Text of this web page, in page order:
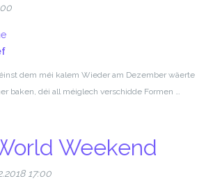
dem méi kalem Wieder am Dezember wäerte
baken, déi all méiglech verschidde Formen …
Weekend
17:00